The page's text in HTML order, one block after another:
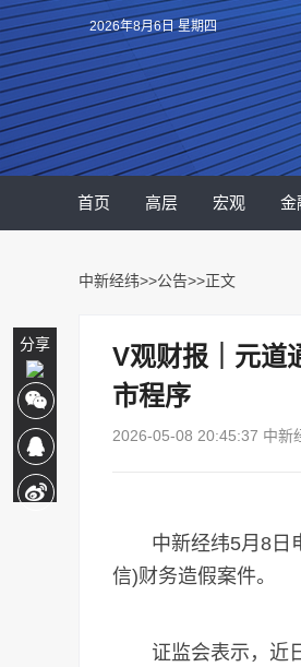
分享
2026年8月6日 星期四
首页 高层 宏观 金
中新经纬>>公告>>正文
V观财报｜元道
市程序
2026-05-08 20:45:37 中新
中新经纬5月8日电
信)财务造假案件。
证监会表示，近日